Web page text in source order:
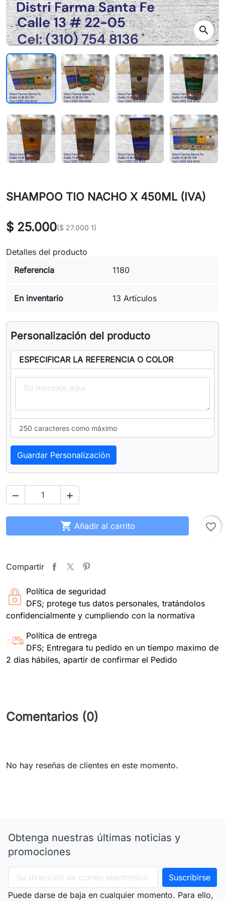
search
SHAMPOO TIO NACHO X 450ML (IVA)
$ 25.000($ 27.000 1)
Detalles del producto
Referencia
1180
En inventario 13 Artículos
Personalización del producto
ESPECIFICAR LA REFERENCIA O COLOR
250 caracteres como máximo
Guardar Personalización
 
 Añadir al carrito favorite_border
Compartir
Política de seguridad
DFS; protege tus datos personales, tratándolos
confidencialmente y cumpliendo con la normativa
Política de entrega
DFS; Entregara tu pedido en un tiempo maximo de
2 dias hábiles, apartir de confirmar el Pedido
Comentarios (0)
No hay reseñas de clientes en este momento.
Obtenga nuestras últimas noticias y
promociones
Puede darse de baja en cualquier momento. Para ello,